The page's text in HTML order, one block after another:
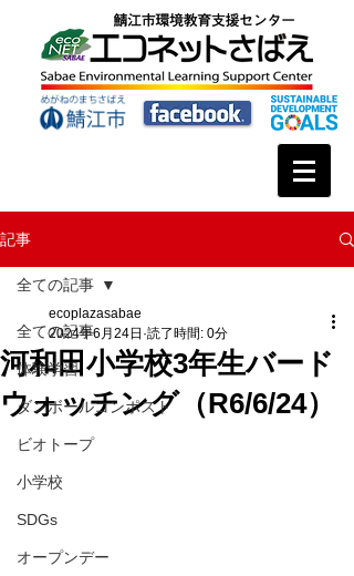
記事
全ての記事
体験学習
ダンボールコンポスト
ビオトープ
小学校
SDGs
オープンデー
全ての記事
河和田小学校3年生バード
ウォッチング（R6/6/24）
ecoplazasabae
2024年6月24日 読了時間: 0分